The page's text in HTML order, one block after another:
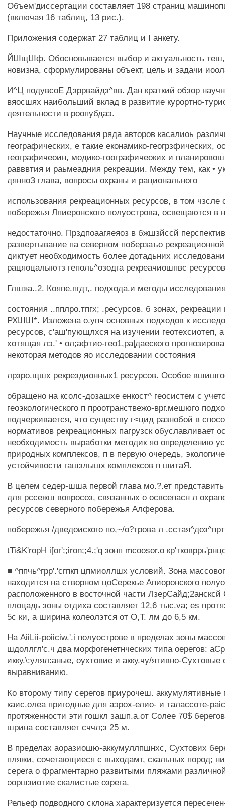
Объем'диссертации составляет 198 страниц
(включая 16 таблиц, 13 рис.).
Приложения содержат 27 таблиц и I анкету.
ЙШщШф. Обосновывается выбор и актуальность теш,
новизна, сформулированы объект, цель и задачи
И^Ц подувсоЕ Дзррвайдз^вв. Дан краткий обзор
вяосшях наибольший вклад в развитие курортно-
деятельности в роопубдаэ.
Научные исследования ряда авторов касалиоь
географических, е такие еконамико-геогрзфических,
географичеоин, модико-гоографичеоких и
равввтия и раьмеадния рекреации. Между тем, как •
дянноЗ глава, вопросы охраны и рационального
использования рекреационных ресурсов, в том чзсле
побережья Лпиеронского полуострова, освещаются в
недостаточно. Прздпоаагяеяоз в бжшзйссй
развертывание па северном поберзаъо
диктует необходимость более дотадьних
рацяоцалыютз геполь^озодга рекреачиошпвс
Глш»а..2. Кояпе.пгдт,. подхода.и методы
состояния ..пплро.тпгх; .ресурсов. б зонах,
РХШШ*. Изложена о.упч основных подходов к
ресурсов, с'аш'пующлхся на изучении геотехсиотеп,
хотящая лэ.' • ол;афтио-гео1,ра|даеского
некоторая методов яо исследовании состояния
лрзро.щшх рекрездионных1 ресурсов. Особое
обращено на ксолс-дозашхе енкост^ геосистем с
геоэкологического п проотранствежо-врг.мешюго
подчеркивается, что существу г<цид разнобой в
нормативов рекреационных пагрузск обуславливает
необходимость выработки методик яо определению
природных комплексов, п в первую очередь,
устойчивости гашзлышх комплексов п шитаЯ.
В целем седер-шша первой глава мо.?.ет
для рссежш вопросоз, связанных о освсепасн л
ресурсов северного побережья Алферова.
побережья /дведоиского по,~/о?трова л
tTi&K'ropH i[or';;iron;;4.;'q зонп mcoosor.o
■ ^ппчь^грр'.'сгпкп цпмиоллшх условий. Зона
находится на створном цоСерекье Апиоронского
расположенного в восточной части
плоцадь зоны отдиха составляет 12,6 тыс.va; es
5с ки, а ширина колеолэтся от О,Т. лм до 6,5 км.
На AiiLií-poiiciw.'.i полуострове в пределах зоны
шдоллгл'с.ч два морфогенетнческих типа оерегов:
икку.\:улял:аные, оухтовие и акку.чу/ятивно-Сухтовые
выравниванию.
Ко второму типу серегов приурочеш.
каис.олеа пригодные для аэрох-елио- и талассоте-
протяженности эти гошкл зашп.а.от Солее 70$
шрина составляет сччл;з 25 м.
В пределах аоразиошю-аккумуллпшнхс, Сухтових
пляжи, сочетающиеся с выходамт, скальных пород;
cepera о фрагментарно развитыми пляжами
ооршзиотие скалистые озрега.
Рельеф подводного склона характеризуется